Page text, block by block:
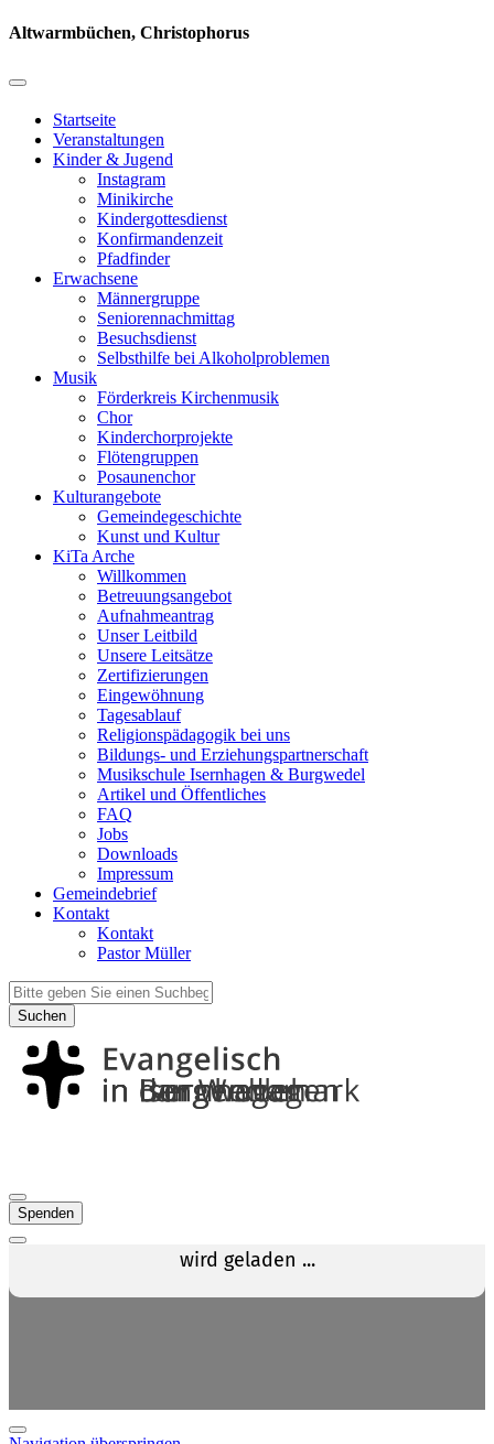
Altwarmbüchen, Christophorus
Startseite
Veranstaltungen
Kinder & Jugend
Instagram
Minikirche
Kindergottesdienst
Konfirmandenzeit
Pfadfinder
Erwachsene
Männergruppe
Seniorennachmittag
Besuchsdienst
Selbsthilfe bei Alkoholproblemen
Musik
Förderkreis Kirchenmusik
Chor
Kinderchorprojekte
Flötengruppen
Posaunenchor
Kulturangebote
Gemeindegeschichte
Kunst und Kultur
KiTa Arche
Willkommen
Betreuungsangebot
Aufnahmeantrag
Unser Leitbild
Unsere Leitsätze
Zertifizierungen
Eingewöhnung
Tagesablauf
Religionspädagogik bei uns
Bildungs- und Erziehungspartnerschaft
Musikschule Isernhagen & Burgwedel
Artikel und Öffentliches
FAQ
Jobs
Downloads
Impressum
Gemeindebrief
Kontakt
Kontakt
Pastor Müller
Suchen
Spenden